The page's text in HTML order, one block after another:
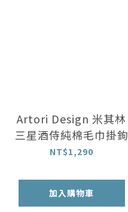
Artori Design 米其林
三星酒侍純棉毛巾掛鉤
NT$1,290
加入購物車